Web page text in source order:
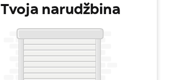
Tvoja narudžbina